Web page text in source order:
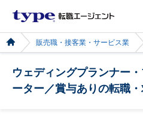
販売職・接客業・サービス業
ウェディングプランナー
ーター／賞与ありの転職